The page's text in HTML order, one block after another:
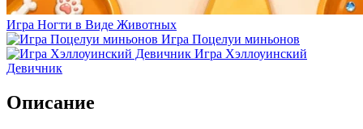
Игра Ногти в Виде Животных
Игра Поцелуи миньонов
Игра Хэллоуинский
Девичник
Описание